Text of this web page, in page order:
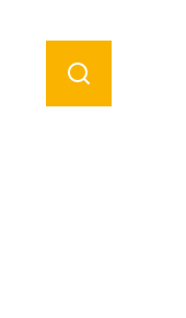
Zoek tonen /